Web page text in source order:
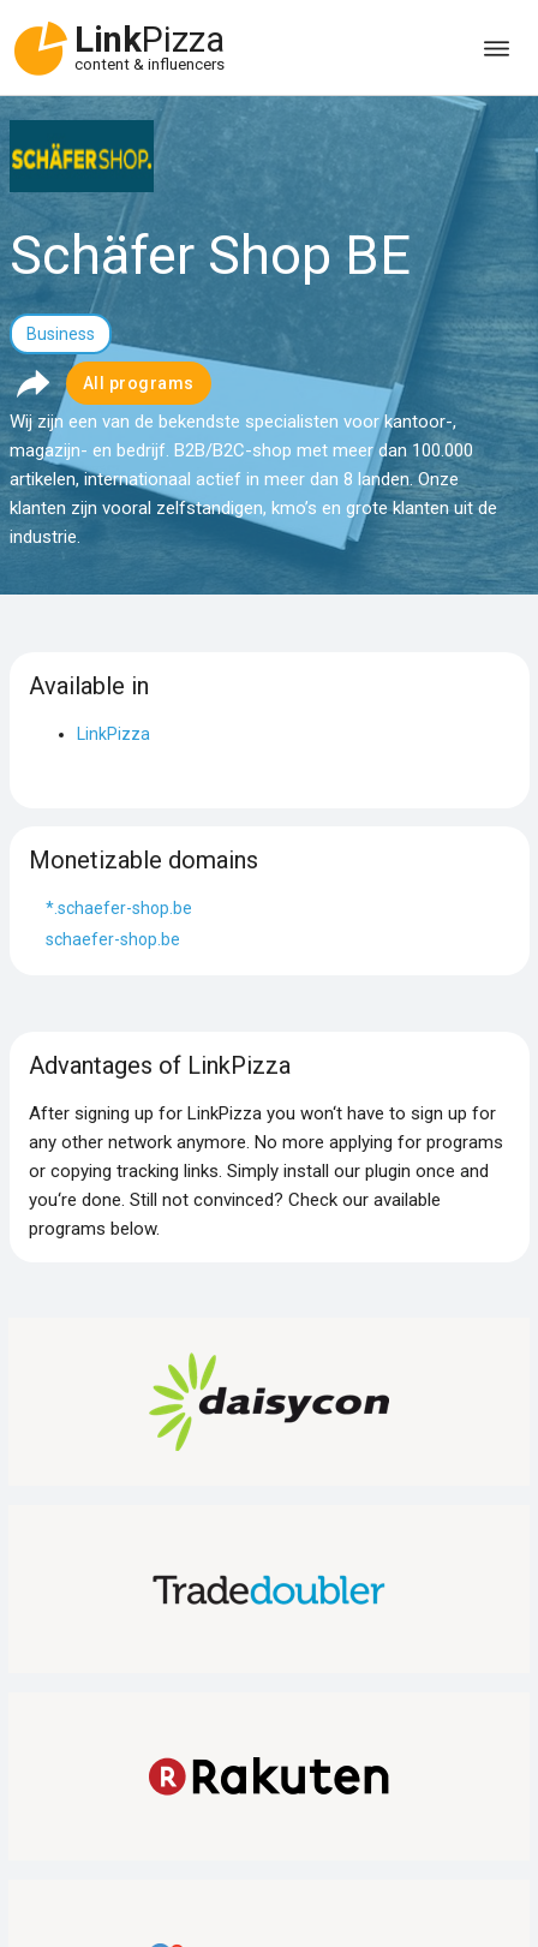
LinkPizza
content & influencers
Schäfer Shop BE
Business
All programs
Wij zijn een van de bekendste specialisten voor kantoor-,
magazijn- en bedrijf. B2B/B2C-shop met meer dan 100.000
artikelen, internationaal actief in meer dan 8 landen. Onze
klanten zijn vooral zelfstandigen, kmo’s en grote klanten uit de
industrie.
Available in
LinkPizza
Monetizable domains
*.schaefer-shop.be
schaefer-shop.be
Advantages of LinkPizza
After signing up for LinkPizza you won‘t have to sign up for
any other network anymore. No more applying for programs
or copying tracking links. Simply install our plugin once and
you‘re done. Still not convinced? Check our available
programs below.